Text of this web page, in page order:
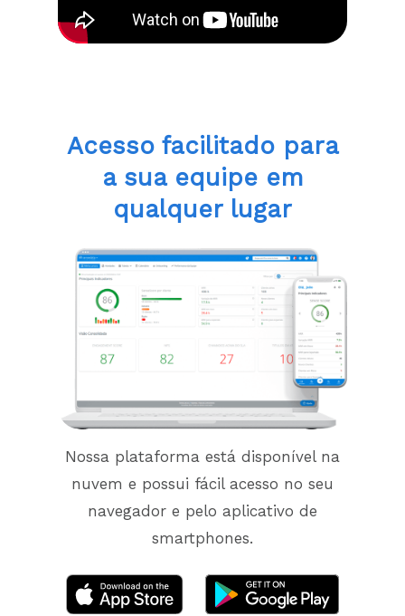
Acesso facilitadopara
a sua equipe em
qualquer lugar
Nossa plataforma está disponível na
nuvem e possui fácil acesso no seu
navegador e pelo aplicativo de
smartphones.